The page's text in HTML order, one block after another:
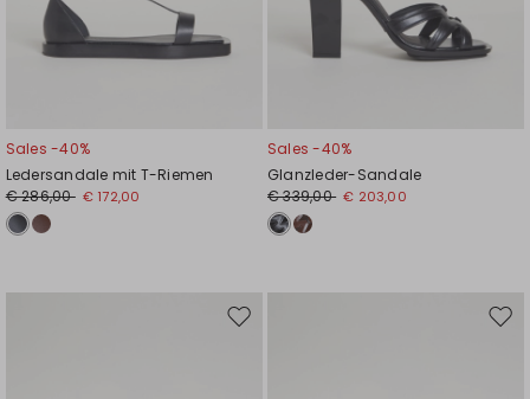
Sales -40%
Ledersandale mit T-Riemen
€ 286,00 € 172,00
Sales -40%
Glanzleder-Sandale
€ 339,00 € 203,00
Auf
Auf